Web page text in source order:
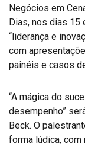
Negócios em
Dias, nos dias 15
“liderança e
com
painéis e casos
“A mágica do
desempenho”
Beck. O
forma lúdica, com